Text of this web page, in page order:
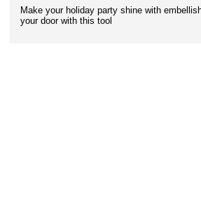
OST IT CARRE
Make your holiday party shine with
your door with this tool